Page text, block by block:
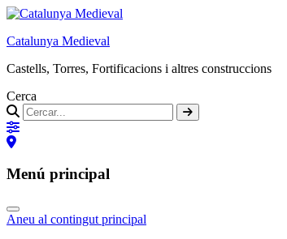
Catalunya Medieval
Castells, Torres, Fortificacions i altres construccions
Cerca
Menú principal
Aneu al contingut principal